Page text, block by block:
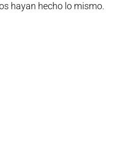
hayan hecho lo mismo.